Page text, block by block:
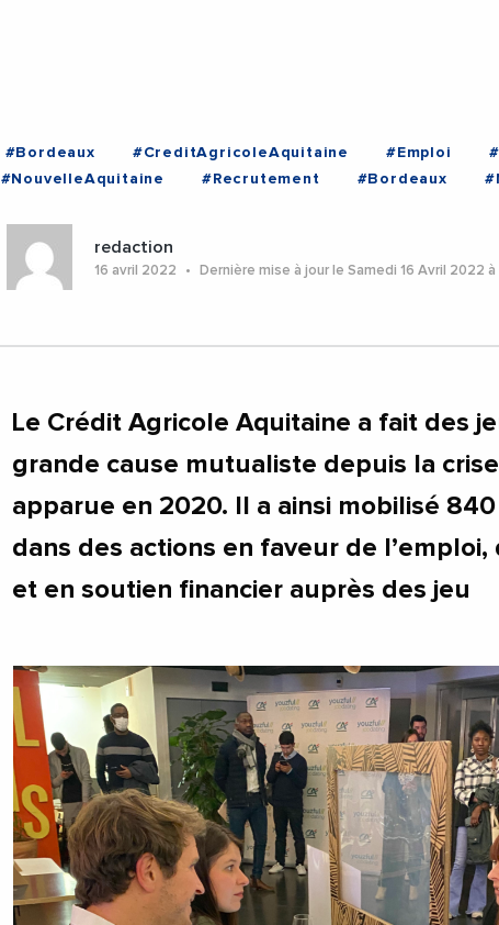
#Bordeaux #CreditAgricoleAquitaine #Emploi
#NouvelleAquitaine #Recrutement #Bordeaux
redaction
16 avril 2022 Dernière mise à jour le Samedi 16 Avril 2022
Le Crédit Agricole Aquitaine a fait des
grande cause mutualiste depuis la
apparue en 2020. Il a ainsi mobilisé
dans des actions en faveur de
et en soutien financier auprès des jeu